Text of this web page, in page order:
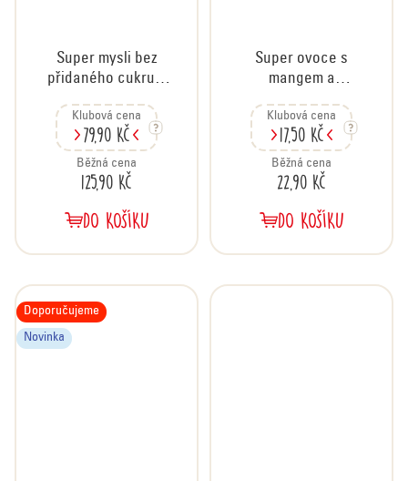
Super mysli bez
přidaného cukru s
kokosem, 500 g
Klubová cena
79,90 Kč
Běžná cena
125,90 Kč
DO KOŠÍKU
Super ovoce s
mangem a
Klubová cena
17,50 Kč
Běžná cena
22,90 Kč
DO KOŠÍKU
Novinka
Doporučujeme